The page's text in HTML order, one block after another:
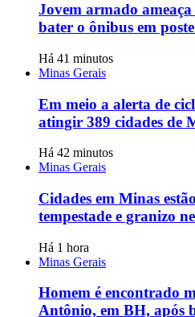
Jovem armado
bater o ônibus em
Há 41 minutos
Minas Gerais
Em meio a alerta de
atingir 389 cidades de
Há 42 minutos
Minas Gerais
Cidades em Minas
tempestade e granizo
Há 1 hora
Minas Gerais
Homem é encontrado
Antônio, em BH, após